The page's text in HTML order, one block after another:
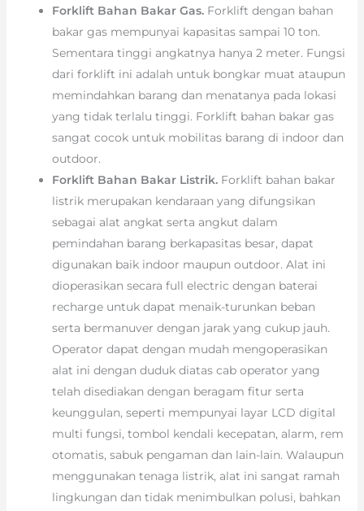
Forklift Bahan Bakar Gas. Forklift dengan bahan
bakar gas mempunyai kapasitas sampai 10 ton.
Sementara tinggi angkatnya hanya 2 meter. Fungsi
dari forklift ini adalah untuk bongkar muat ataupun
memindahkan barang dan menatanya pada lokasi
yang tidak terlalu tinggi. Forklift bahan bakar gas
sangat cocok untuk mobilitas barang di indoor dan
outdoor.
Forklift Bahan Bakar Listrik. Forklift bahan bakar
listrik merupakan kendaraan yang difungsikan
sebagai alat angkat serta angkut dalam
pemindahan barang berkapasitas besar, dapat
digunakan baik indoor maupun outdoor. Alat ini
dioperasikan secara full electric dengan baterai
recharge untuk dapat menaik-turunkan beban
serta bermanuver dengan jarak yang cukup jauh.
Operator dapat dengan mudah mengoperasikan
alat ini dengan duduk diatas cab operator yang
telah disediakan dengan beragam fitur serta
keunggulan, seperti mempunyai layar LCD digital
multi fungsi, tombol kendali kecepatan, alarm, rem
otomatis, sabuk pengaman dan lain-lain. Walaupun
menggunakan tenaga listrik, alat ini sangat ramah
lingkungan dan tidak menimbulkan polusi, bahkan